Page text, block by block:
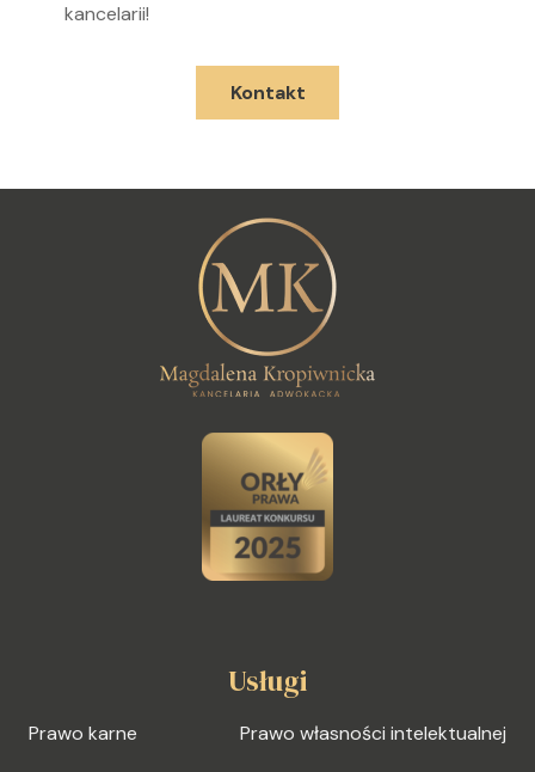
kancelarii!
Kontakt
Usługi
Prawo karne Prawo własności intelektualnej